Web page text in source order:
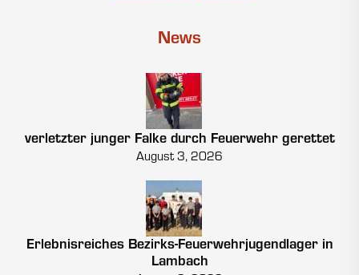
News
verletzter junger Falke durch Feuerwehr gerettet
August 3, 2026
Erlebnisreiches Bezirks-Feuerwehrjugendlager in
Lambach